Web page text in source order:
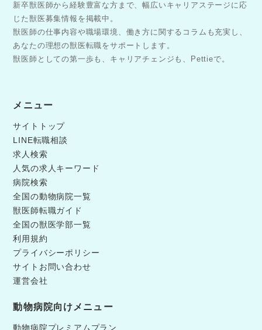
新卒獣医師から経験豊富な方まで、幅広いキャリアステージに応
じた獣医募集情報を掲載中。
獣医師の仕事内容や職場環境、働き方に関するコラムも充実し、
あなたの理想の獣医転職をサポートします。
獣医師としての第一歩も、キャリアチェンジも、Pettieで。
メニュー
サイトトップ
LINE転職相談
求人検索
人気の求人キーワード
病院検索
全国の動物病院一覧
獣医師転職ガイド
全国の獣医学部一覧
利用規約
プライバシーポリシー
サイトお問い合わせ
運営会社
動物病院向けメニュー
動物病院プレミアムプラン